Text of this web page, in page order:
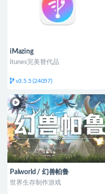
iMazing
itunes完美替代品
v3.5.5 (24057)
Palworld / 幻兽帕鲁
世界生存制作游戏